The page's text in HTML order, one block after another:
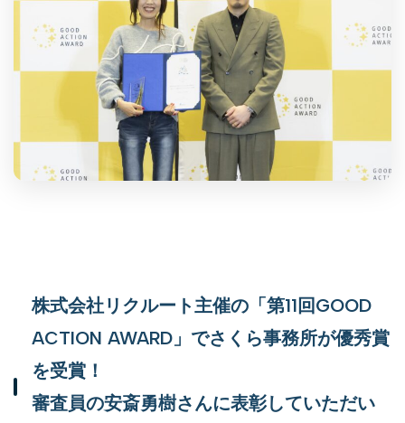
株式会社リクルート主催の「第11回GOOD
ACTION AWARD」でさくら事務所が優秀賞
を受賞！
審査員の安斎勇樹さんに表彰していただい